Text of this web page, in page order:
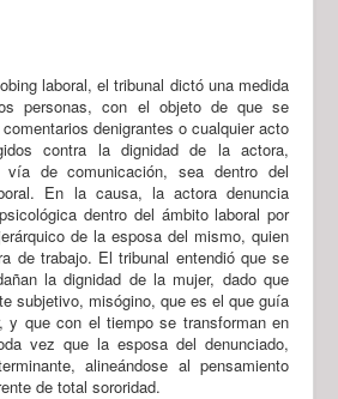
laboral, el tribunal dictó una medida
personas, con el objeto de que se
denigrantes o cualquier acto
contra la dignidad de la actora,
vía de comunicación, sea dentro del
En la causa, la actora denuncia
dentro del ámbito laboral por
de la esposa del mismo, quien
de trabajo. El tribunal entendió que se
la dignidad de la mujer, dado que
subjetivo, misógino, que es el que guía
y que con el tiempo se transforman en
vez que la esposa del denunciado,
alineándose al pensamiento
de total sororidad.